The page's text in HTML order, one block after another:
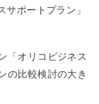
サポートプラン」
「オリコビジネス
の比較検討の大き